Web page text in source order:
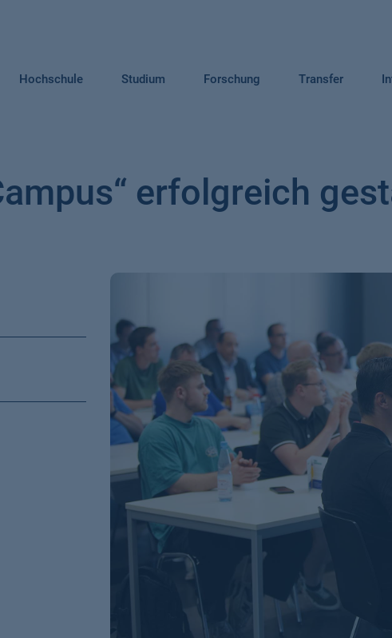
Hochschule Studium Forschung Transfer
erfolgreich